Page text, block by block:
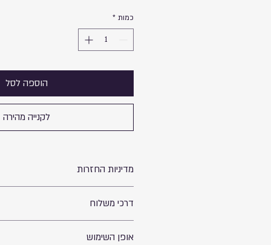
כמות *
הוספה לסל
לקנייה מהירה
מדיניות החזרות
לרשום במייל מהי הסיבה המדוייקת.
דרכי משלוח
עלות.
אופן השימוש